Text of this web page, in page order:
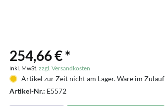
254,66 € *
inkl. MwSt.zzgl. Versandkosten
Artikel zur Zeit nicht am Lager. Ware im Zulauf
Artikel-Nr.: E5572